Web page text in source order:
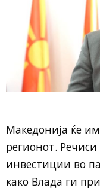
Македонија ќе
региoнот.
инвестиции во
како Влада ги